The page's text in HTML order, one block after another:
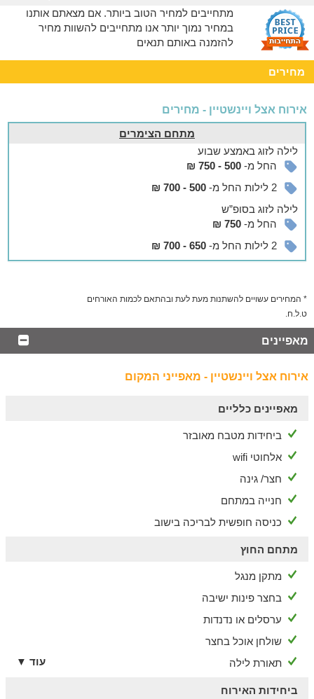
אצלנו בחצר
מרפסת מרווחת עם עמדות מנגל ופינות
ישיבה
ביציאה מהצימר מרפסת מרווחת המשותפת ל-3 מהצימרים.
תקרה ומקומות ישיבה להנתאכם. בסמוך קיים מגרש כדורסל בו
תוכלו לשחק. במתחם החצר תוכלו לסייר ולקנות ביקב משפחתי
ובחנות המתנות.
אפשר להזמין
אורחי אירוח אצל ווינשטן יוכלו להזמין סיור חקלאי הכולל ביקור ביקב
והסברים על המושב והגידולים שבו. הסיור נעשה ברכבים פרטיים
וכמו כן כרוך בתשלום והזמנה מראש.
בסביבה
המשפחה ו למטיבי לכת ולחובבי האקסטרים טיולי ג'יפים באזור.
מתחייבים למחיר הטוב ביותר. אם מצאתם אותנו
במחיר נמוך יותר אנו מתחייבים להשוות מחיר
להזמנה באותם תנאים
מחירים
אירוח אצל ויינשטיין - מחירים
מתחם הצימרים
לילהלזוג באמצע שבוע
החל מ-500 - 750 ₪
2 לילות החל מ-
500 - 700 ₪
לילהלזוג בסופ”ש
החל מ-750 ₪
2 לילות החל מ-
650 - 700 ₪
* המחירים עשויים להשתנות מעת לעת ובהתאם לכמות האורחים
ט.ל.ח.
מאפיינים
אירוח אצל ויינשטיין - מאפייני המקום
מאפיינים כלליים
ביחידות מטבח מאובזר
אלחוטי wifi
חצר/ גינה
חנייה במתחם
כניסה חופשית לבריכה בישוב
מתחם החוץ
מתקן מנגל
בחצר פינות ישיבה
ערסלים או נדנדות
שולחן אוכל בחצר
תאורת לילה
עוד ▼
ביחידות האירוח